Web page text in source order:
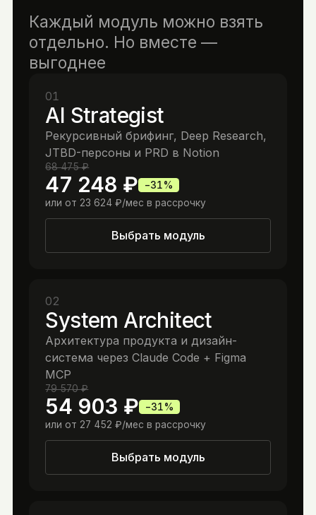
Каждый модуль можно взять
отдельно. Но вместе —
выгоднее
01
AI Strategist
Рекурсивный брифинг, Deep Research,
JTBD-персоны и PRD в Notion
68 475 ₽
47 248 ₽ −31%
или от23 624 ₽/мес в рассрочку
Выбрать модуль
02
System Architect
Архитектура продукта и дизайн-
система через Claude Code + Figma
MCP
79 570 ₽
54 903 ₽ −31%
или от27 452 ₽/мес в рассрочку
Выбрать модуль